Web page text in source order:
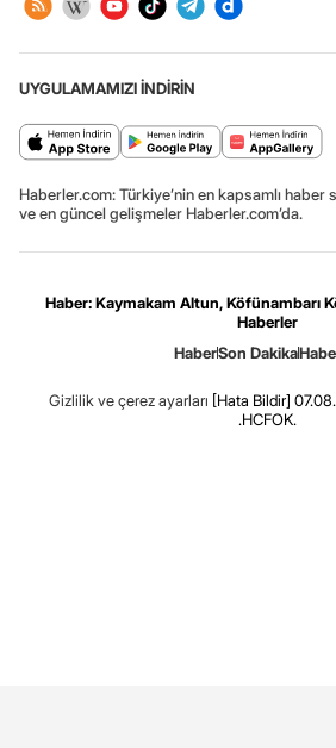
UYGULAMAMIZI İNDİRİN
Haberler.com: Türkiye’nin en kapsamlı
ve en güncel gelişmeler Haberler.com’da.
Haber: Kaymakam Altun, Köfünambarı
Haberler
HaberSon Dakika
Gizlilik ve çerez ayarları [Hata Bildir]
.HCFOK.